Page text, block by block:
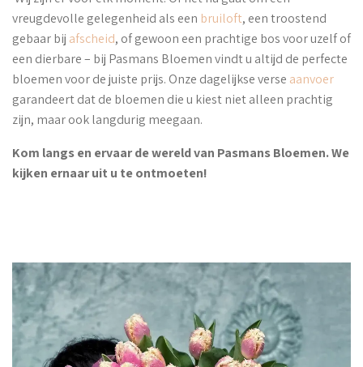
vreugdevolle gelegenheid als een bruiloft, een troostend
gebaar bij afscheid, of gewoon een prachtige bos voor uzelf of
een dierbare – bij Pasmans Bloemen vindt u altijd de perfecte
bloemen voor de juiste prijs. Onze dagelijkse verse aanvoer
garandeert dat de bloemen die u kiest niet alleen prachtig
zijn, maar ook langdurig meegaan.
Kom langs en ervaar de wereld van Pasmans Bloemen. We
kijken ernaar uit u te ontmoeten!